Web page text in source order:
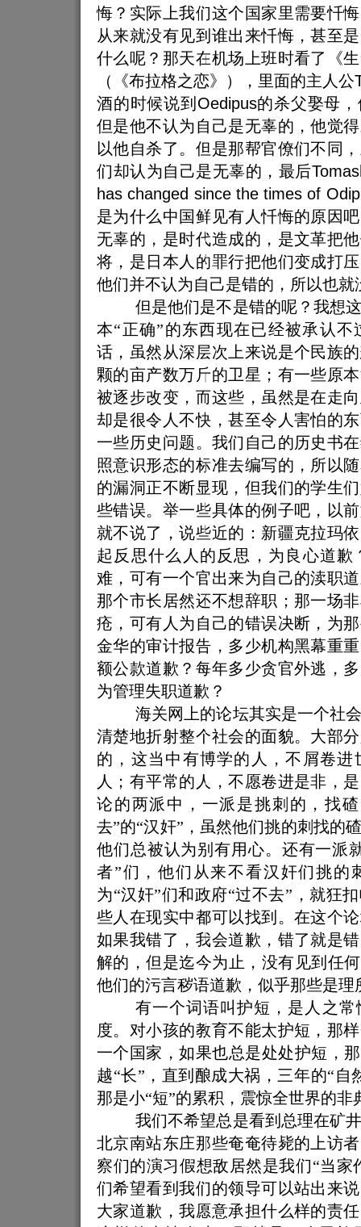
悔？实际上我们这个国家里需要忏
从来就没有见到谁出来忏悔，甚至
什么呢？那天在机场上班时看了《
（《布拉格之恋》），里面的主人公
酒的时候说到Oedipus的杀父娶母
但是他不认为自己是无辜的，他觉
以他自杀了。但是那帮官僚们不同
们却认为自己是无辜的，最后
has changed since the times of
是为什么中国鲜见有人忏悔的原因
无辜的，是时代造成的，是文革把
将，是日本人的罪行把他们变成打
他们并不认为自己是错的，所以也就
但是他们是不是错的呢？我想
本“正确”的东西现在已经被承认不
话，虽然从深层次上来说是个民族
颗的亩产数万斤的卫星；有一些原
被逐步改变，而这些，虽然是在走
却是很令人不快，甚至令人害怕的
一些历史问题。我们自己的历史书
照意识形态的标准去编写的，所以
的漏洞正不断显现，但我们的学生
些错误。举一些具体的例子吧，以
就不说了，说些近的：新疆克拉玛
起反思什么人的反思，为良心道歉
难，可有一个官出来为自己的渎职
那个市长居然还不想辞职；那一场
疮，可有人为自己的错误决断，为
金华的审计报告，多少机构黑幕重
额公款道歉？每年多少贪官外逃，
为管理失职道歉？
海关网上的论坛其实是一个社
清楚地折射整个社会的面貌。大部
的，这当中有博学的人，不屑卷进
人；有平常的人，不愿卷进是非，
论的两派中，一派是挑刺的，找
去”的“汉奸”，虽然他们挑的刺找的
他们总被认为别有用心。还有一派
者”们，他们从来不看汉奸们挑的
为“汉奸”们和政府“过不去”，就狂
些人在现实中都可以找到。在这个
如果我错了，我会道歉，错了就是
解的，但是迄今为止，没有见到任
他们的污言秽语道歉，似乎那些是理
有一个词语叫护短，是人之
度。对小孩的教育不能太护短，那
一个国家，如果也总是处处护短，
越“长”，直到酿成大祸，三年的“自
那是小“短”的累积，震惊全世界的非
我们不希望总是看到总理在矿
北京南站东庄那些奄奄待毙的上访
察们的演习假想敌居然是我们“当
们希望看到我们的领导可以站出来
大家道歉，我愿意承担什么样的责